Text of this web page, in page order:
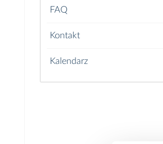
Grupa kapitałowa EMC
Historia korporacyjna
FAQ
Kontakt
Kalendarz